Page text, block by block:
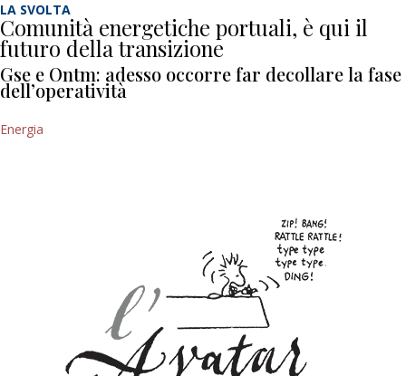
LA SVOLTA
Comunità energetiche portuali, è qui il
futuro della transizione
Gse e Ontm: adesso occorre far decollare la fase
dell’operatività
Energia